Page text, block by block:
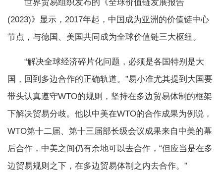
世界贸易组织发布的《全球价值链发展报告
(2023)》显示，2017年起，中国成为亚洲的价值链中心
节点，与德国、美国共同成为全球价值链三大枢纽。
“解决全球经济碎片化问题，必须是各国特别是大
国，回到多边合作的正确轨道。”易小准尤其提到大国要
带头认真遵守WTO的规则，坚持在多边贸易体制的框架
下解决贸易分歧。他以中美在WTO的合作成果为例说，
WTO第十二届、第十三届部长级会议成果来自中美的幕
后合作，中美之间仍有余地可以去合作，“但应当是在多
边贸易规则之下，在多边贸易体制之内去合作。”